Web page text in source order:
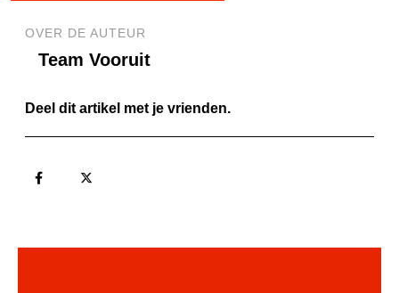
OVER DE AUTEUR
Team Vooruit
Deel dit artikel met je vrienden.